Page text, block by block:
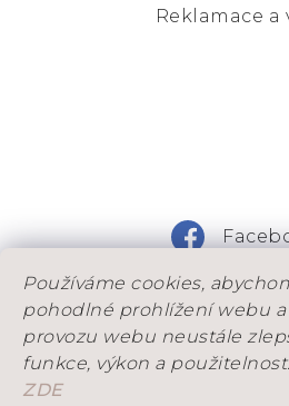
Používáme cookies,
pohodlné prohlížení webu a
provozu webu neustále
funkce, výkon a
ZDE
Reklamace a